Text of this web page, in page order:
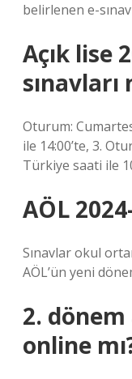
belirlenen e-
Açık lise
sınavları
Oturum:
ile 14:00’te, 3.
Türkiye saati ile
AÖL
Sınavlar okul
AÖL’ün yeni
2. dönem
online